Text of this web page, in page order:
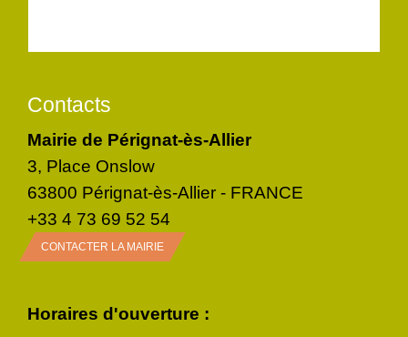
Contacts
Mairie de Pérignat-ès-Allier
3, Place Onslow
63800 Pérignat-ès-Allier - FRANCE
+33 4 73 69 52 54
CONTACTER LA MAIRIE
Horaires d'ouverture :